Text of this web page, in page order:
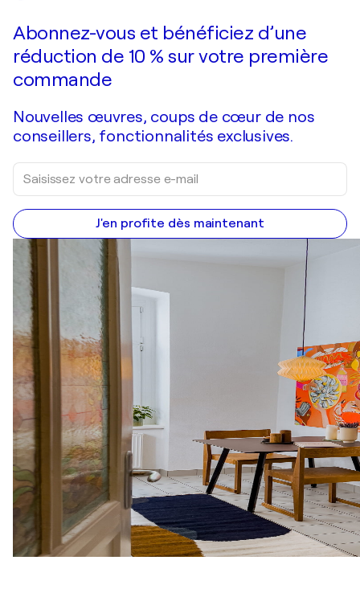
Abonnez-vous et bénéficiez d’une
réduction de 10 % sur votre première
commande
Nouvelles œuvres, coups de cœur de nos
conseillers, fonctionnalités exclusives.
J'en profite dès maintenant